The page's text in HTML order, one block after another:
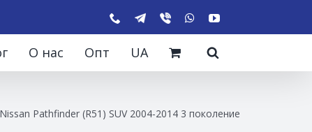
О нас Опт UA
Pathfinder (R51) SUV 2004-2014 3 поколение